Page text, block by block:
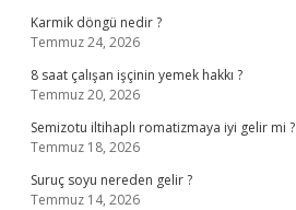
Karmik döngü nedir ?
Temmuz 24, 2026
8 saat çalışan işçinin yemek hakkı ?
Temmuz 20, 2026
Semizotu iltihaplı romatizmaya iyi gelir mi ?
Temmuz 18, 2026
Suruç soyu nereden gelir ?
Temmuz 14, 2026